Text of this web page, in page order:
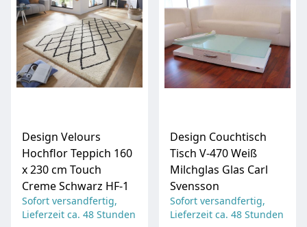
Design Velours
Hochflor Teppich 160
x 230 cm Touch
Creme Schwarz HF-1
Sofort versandfertig,
Lieferzeit ca. 48 Stunden
Design Couchtisch
Tisch V-470 Weiß
Milchglas Glas Carl
Svensson
Sofort versandfertig,
Lieferzeit ca. 48 Stunden